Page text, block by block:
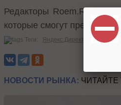
Редакторы Roem.Ru
которые смогут
Теги: Яндекс.Директ Объявления
НОВОСТИ РЫНКА: ЧИТАЙТЕ